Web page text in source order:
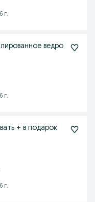
г.
ведро
г.
+ в подарок
г.